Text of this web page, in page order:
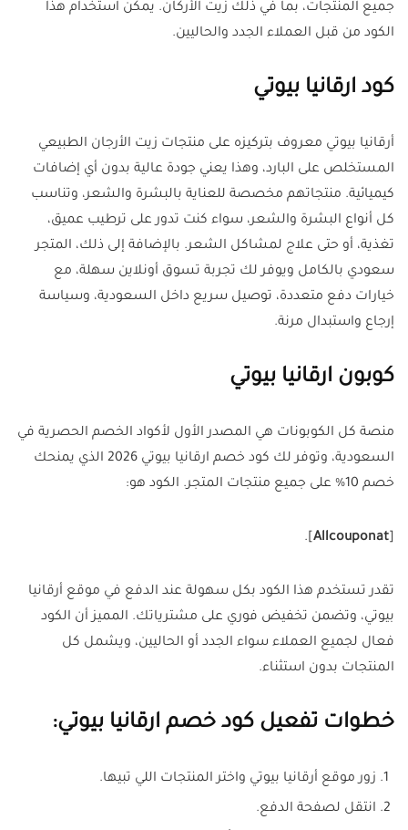
جميع المنتجات، بما في ذلك زيت الأركان. يمكن استخدام هذا
الكود من قبل العملاء الجدد والحاليين.
كود ارقانيا بيوتي
أرقانيا بيوتي معروف بتركيزه على منتجات زيت الأرجان الطبيعي
المستخلص على البارد، وهذا يعني جودة عالية بدون أي إضافات
كيميائية. منتجاتهم مخصصة للعناية بالبشرة والشعر، وتناسب
كل أنواع البشرة والشعر، سواء كنت تدور على ترطيب عميق،
تغذية، أو حتى علاج لمشاكل الشعر. بالإضافة إلى ذلك، المتجر
سعودي بالكامل ويوفر لك تجربة تسوق أونلاين سهلة، مع
خيارات دفع متعددة، توصيل سريع داخل السعودية، وسياسة
إرجاع واستبدال مرنة.
كوبون ارقانيا بيوتي
منصة كل الكوبونات هي المصدر الأول لأكواد الخصم الحصرية في
السعودية، وتوفر لك كود خصم ارقانيا بيوتي 2026 الذي يمنحك
خصم 10% على جميع منتجات المتجر. الكود هو:
[
Allcouponat
].
تقدر تستخدم هذا الكود بكل سهولة عند الدفع في موقع أرقانيا
بيوتي، وتضمن تخفيض فوري على مشترياتك. المميز أن الكود
فعال لجميع العملاء سواء الجدد أو الحاليين، ويشمل كل
المنتجات بدون استثناء.
خطوات تفعيل كود خصم ارقانيا بيوتي:
زور موقع أرقانيا بيوتي واختر المنتجات اللي تبيها.
انتقل لصفحة الدفع.